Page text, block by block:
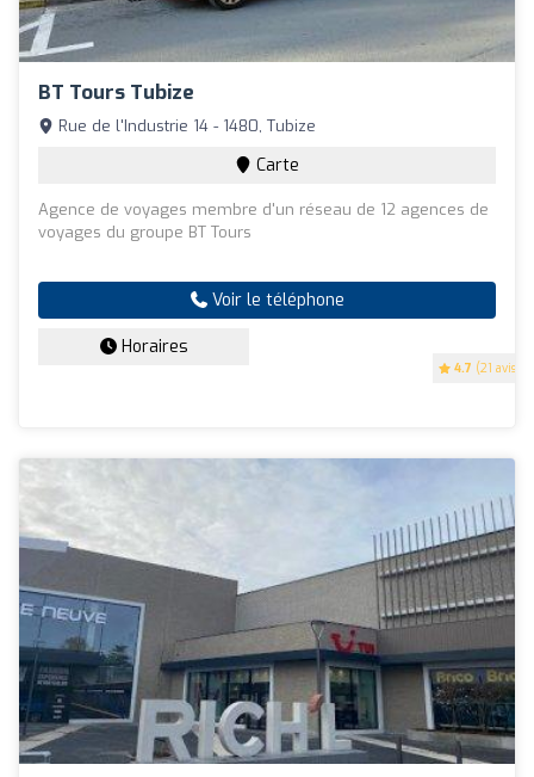
BT Tours Tubize
4.7 (21 avis)
Rue de l'Industrie 14 - 1480, Tubize
Carte
Agence de voyages membre d'un réseau de 12 agences de
voyages du groupe BT Tours
Voir le téléphone
Horaires